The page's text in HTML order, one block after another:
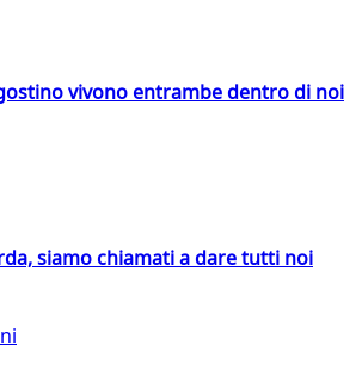
vivono entrambe dentro di noi
siamo chiamati a dare tutti noi